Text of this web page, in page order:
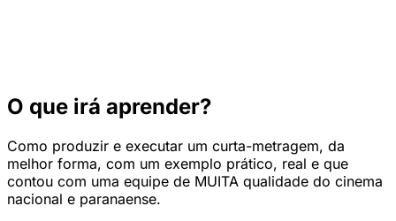
O que irá aprender?
Como produzir e executar um curta-metragem, da
melhor forma, com um exemplo prático, real e que
contou com uma equipe de MUITA qualidade do cinema
nacional e paranaense.